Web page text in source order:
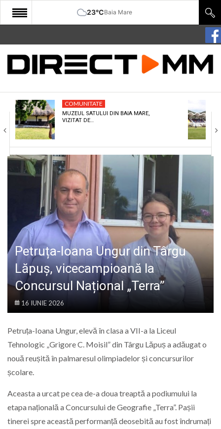
23°CBaia Mare
START
COMUNITATE
CULTURA
ECONOMIE
SANATATE
SPORT
SPECIAL
POLITIC
LIFE
COMUNITATE
MUZEUL SATULUI DIN BAIA MARE,
VIZITAT DE…
Petruța-Ioana Ungur din Târgu
Lăpuș, vicecampioană la
Concursul Național „Terra”
16 IUNIE 2026
Petruța-Ioana Ungur, elevă în clasa a VII-a la Liceul
Tehnologic „Grigore C. Moisil” din Târgu Lăpuș a adăugat o
nouă reușită în palmaresul olimpiadelor și concursurilor
școlare.
Aceasta a urcat pe cea de-a doua treaptă a podiumului la
etapa națională a Concursului de Geografie „Terra”. Pașii
tinerei spre această performanță deosebită au fost îndrumați